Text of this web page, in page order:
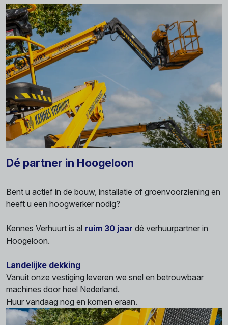
Dé partner in Hoogeloon
Bent u actief in de bouw, installatie of groenvoorziening en
heeft u een hoogwerker nodig?
Kennes Verhuurt is al ruim 30 jaar dé verhuurpartner in
Hoogeloon.
Landelijke dekking
Vanuit onze vestiging leveren we snel en betrouwbaar
machines door heel Nederland.
Huur vandaag nog en komen eraan.